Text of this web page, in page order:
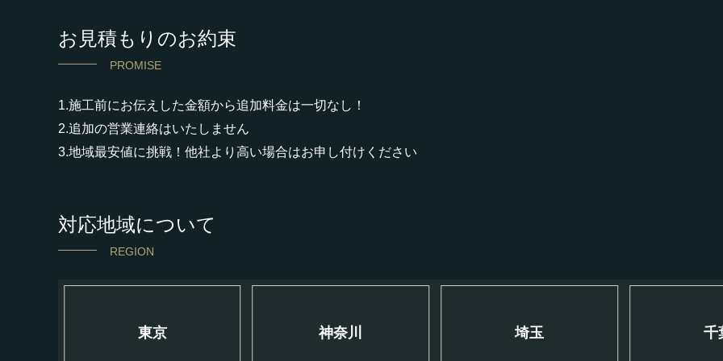
お見積もりのお約束
PROMISE
1.施工前にお伝えした金額から追加料金は一切なし！
2.追加の営業連絡はいたしません
3.地域最安値に挑戦！他社より高い場合はお申し付けください
対応地域について
REGION
東京 神奈川 埼玉 千